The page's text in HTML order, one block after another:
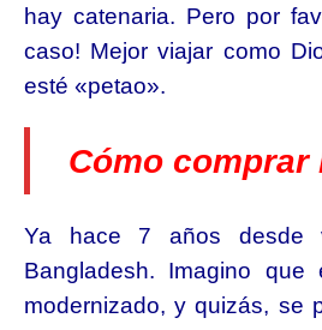
hay catenaria. Pero por
caso! Mejor viajar como
esté «petao».
Cómo
Ya hace 7 años desde
Bangladesh. Imagino
modernizado, y quizás, se